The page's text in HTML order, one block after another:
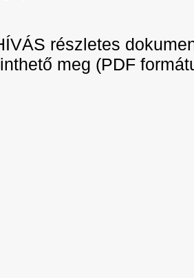
részletes
meg (PDF